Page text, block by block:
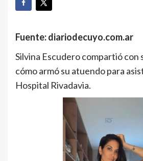
Fuente: diariodecuyo.com.ar
Silvina Escudero compartió con
cómo armó su atuendo para
Hospital Rivadavia.